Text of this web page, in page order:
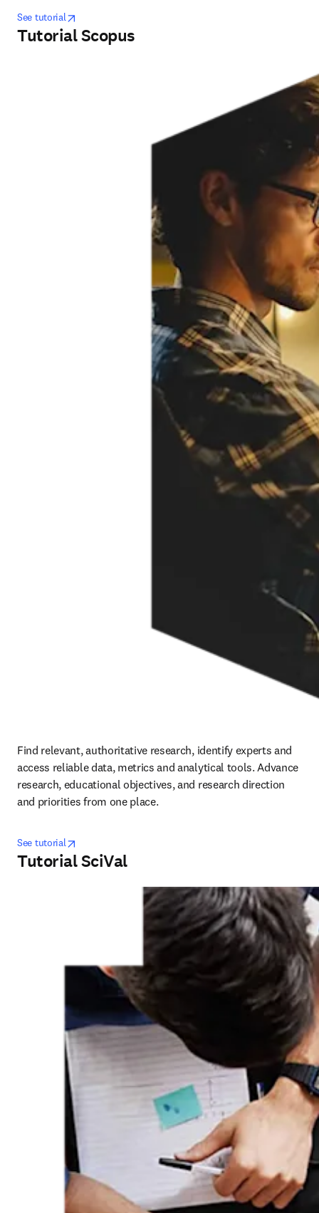
See tutorialopens in new tab/window
opens in new tab/window
Tutorial Scopus
Find relevant, authoritative research, identify experts and
access reliable data, metrics and analytical tools. Advance
research, educational objectives, and research direction
and priorities from one place.
See tutorialopens in new tab/window
opens in new tab/window
Tutorial SciVal